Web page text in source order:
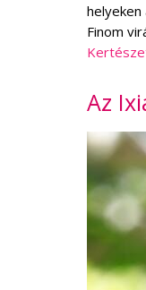
Finom
Az